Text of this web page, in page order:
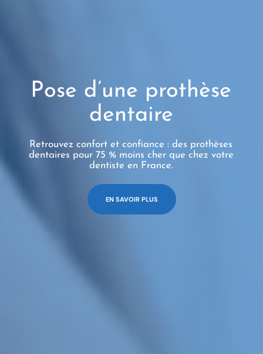
Pose d’une prothèse
dentaire
Retrouvez confort et confiance : des prothèses
dentaires pour 75 % moins cher que chez votre
dentiste en France.
EN SAVOIR PLUS